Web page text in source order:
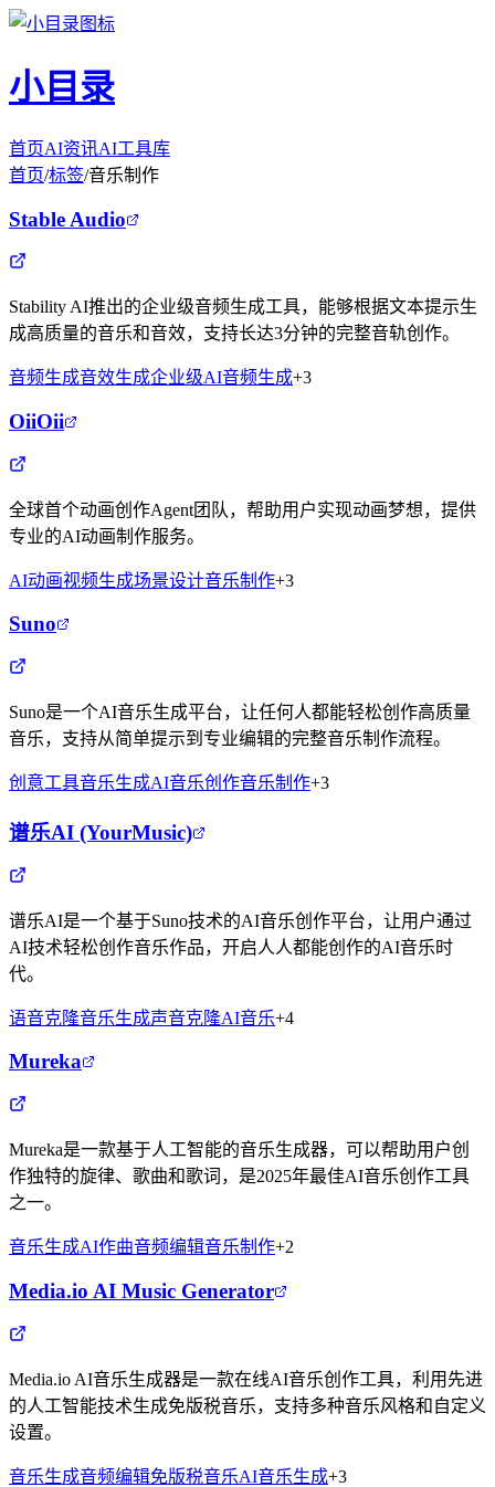
小目录
首页AI资讯AI工具库
首页/标签/音乐制作
Stable Audio
Stability AI推出的企业级音频生成工具，能够根据文本提示生
成高质量的音乐和音效，支持长达3分钟的完整音轨创作。
音频生成音效生成企业级AI音频生成+3
OiiOii
全球首个动画创作Agent团队，帮助用户实现动画梦想，提供
专业的AI动画制作服务。
AI动画视频生成场景设计音乐制作+3
Suno
Suno是一个AI音乐生成平台，让任何人都能轻松创作高质量
音乐，支持从简单提示到专业编辑的完整音乐制作流程。
创意工具音乐生成AI音乐创作音乐制作+3
谱乐AI (YourMusic)
谱乐AI是一个基于Suno技术的AI音乐创作平台，让用户通过
AI技术轻松创作音乐作品，开启人人都能创作的AI音乐时
代。
语音克隆音乐生成声音克隆AI音乐+4
Mureka
Mureka是一款基于人工智能的音乐生成器，可以帮助用户创
作独特的旋律、歌曲和歌词，是2025年最佳AI音乐创作工具
之一。
音乐生成AI作曲音频编辑音乐制作+2
Media.io AI Music Generator
Media.io AI音乐生成器是一款在线AI音乐创作工具，利用先进
的人工智能技术生成免版税音乐，支持多种音乐风格和自定义
设置。
音乐生成音频编辑免版税音乐AI音乐生成+3